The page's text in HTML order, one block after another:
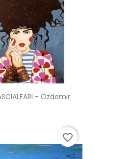
- Ozdemir
favorite_border